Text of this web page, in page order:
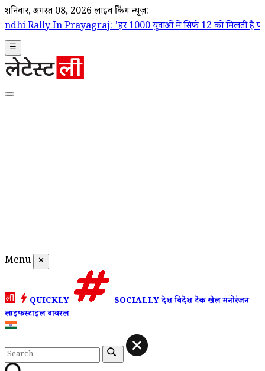
शनिवार, अगस्त 08, 2026 लाइव ब्रेकिंग न्यूज़:
'हर 1000 युवाओं में सिर्फ 12 को मिलती है पक्की नौकरी',
☰
Menu ✕
QUICKLY SOCIALLYदेशविदेशटेकखेलमनोरंजन
लाइफस्टाइलवायरल